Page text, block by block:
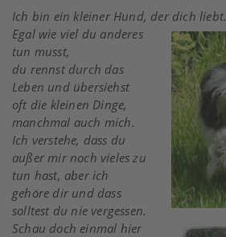
Ich bin ein kleiner Hund, der dich liebt.
Egal wie viel du anderes
tun musst,
du rennst durch das
Leben und übersiehst
oft die kleinen Dinge,
manchmal auch mich.
Ich verstehe, dass du
außer mir noch vieles zu
tun hast, aber ich
gehöre dir und dass
solltest du nie vergessen.
Schau doch einmal hier